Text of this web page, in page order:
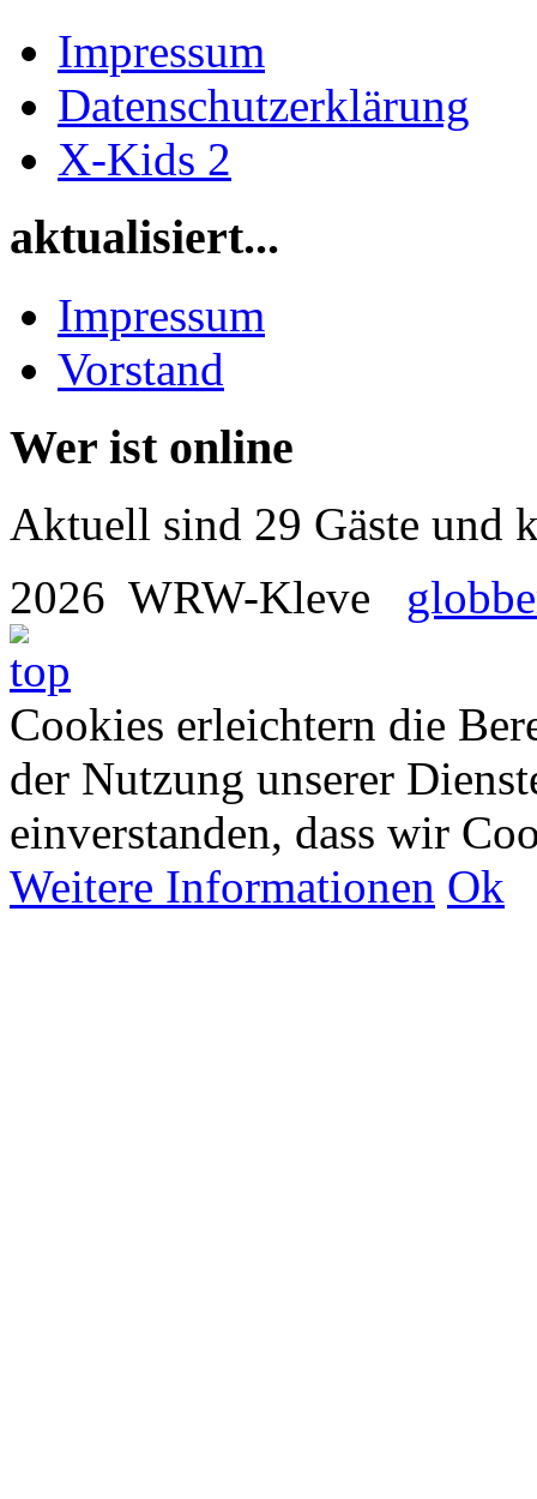
Impressum
Datenschutzerklärung
X-Kids 2
aktualisiert...
Impressum
Vorstand
Wer ist online
Aktuell sind 29 Gäste und
2026 WRW-Kleve
Cookies erleichtern die
der Nutzung unserer
einverstanden, dass wir
Weitere Informationen Ok